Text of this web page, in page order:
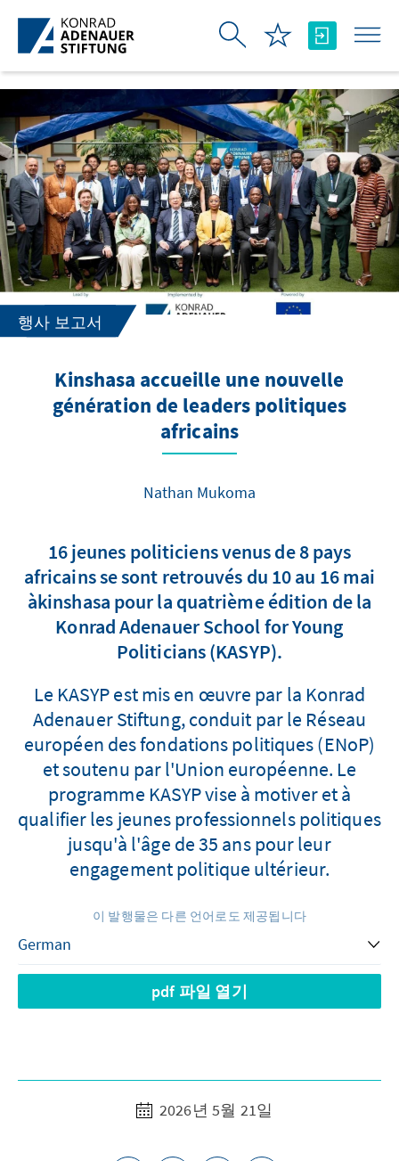
Skip to Main Content
행사 보고서
Kinshasa accueille une nouvelle
génération de leaders politiques
africains
Nathan Mukoma
16 jeunes politiciens venus de 8 pays
africains se sont retrouvés du 10 au 16 mai
àkinshasa pour la quatrième édition de la
Konrad Adenauer School for Young
Politicians (KASYP).
Le KASYP est mis en œuvre par la Konrad
Adenauer Stiftung, conduit par le Réseau
européen des fondations politiques (ENoP)
et soutenu par l'Union européenne. Le
programme KASYP vise à motiver et à
qualifier les jeunes professionnels politiques
jusqu'à l'âge de 35 ans pour leur
engagement politique ultérieur.
이 발행물은 다른 언어로도 제공됩니다
pdf 파일 열기
2026년 5월 21일